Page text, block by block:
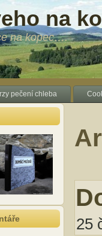
na
na kopec….
pečení chleba
25